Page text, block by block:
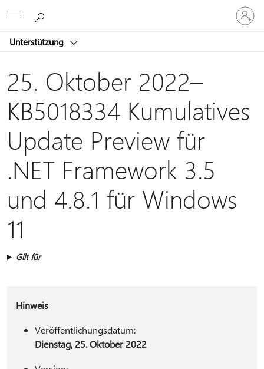
Unterstützung
Bei
Ihrem
Konto
25. Oktober 2022–
KB5018334 Kumulatives
Update Preview für
.NET Framework 3.5
und 4.8.1 für Windows
11
Gilt für
Hinweis
Veröffentlichungsdatum:
Dienstag, 25. Oktober 2022